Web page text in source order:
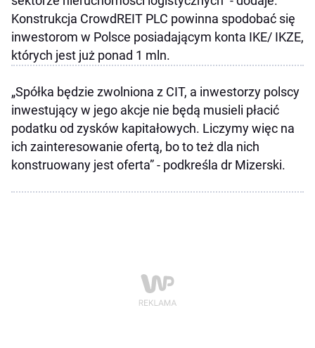
Konstrukcja CrowdREIT PLC powinna spodobać się
inwestorom w Polsce posiadającym konta IKE/ IKZE,
których jest już ponad 1 mln.
„Spółka będzie zwolniona z CIT, a inwestorzy polscy
inwestujący w jego akcje nie będą musieli płacić
podatku od zysków kapitałowych. Liczymy więc na
ich zainteresowanie ofertą, bo to też dla nich
konstruowany jest oferta” - podkreśla dr Mizerski.